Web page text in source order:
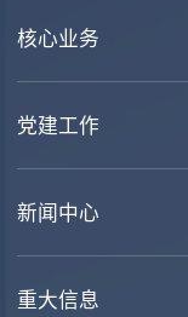
核心业务
党建工作
新闻中心
重大信息